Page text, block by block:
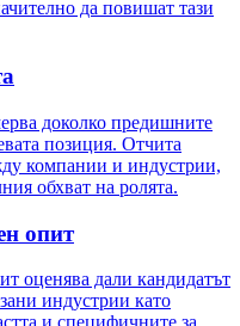
да повишат тази
доколко предишните
позиция. Отчита
компании и индустрии,
обхват на ролята.
опит
оценява дали кандидатът
индустрии като